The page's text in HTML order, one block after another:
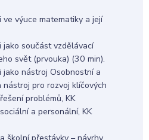
ve výuce matematiky a její
jako součást vzdělávací
svět (prvouka) (30 min).
jako nástroj Osobnostní a
nástroj pro rozvoj klíčových
problémů, KK
a personální, KK